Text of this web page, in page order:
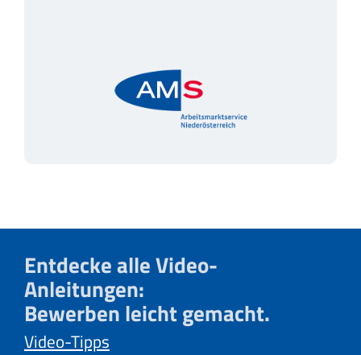
Entdecke alle Video-
Anleitungen:
Bewerben leicht gemacht.
Video-Tipps